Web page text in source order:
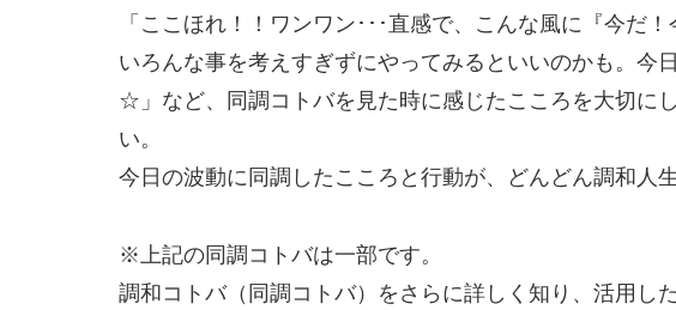
「ここほれ！！ワンワン･･･直感で、こんな風に『今だ
いろんな事を考えすぎずにやってみるといいのかも。今
☆」など、同調コトバを見た時に感じたこころを大切に
い。
今日の波動に同調したこころと行動が、どんどん調和人
※上記の同調コトバは一部です。
調和コトバ（同調コトバ）をさらに詳しく知り、活用し